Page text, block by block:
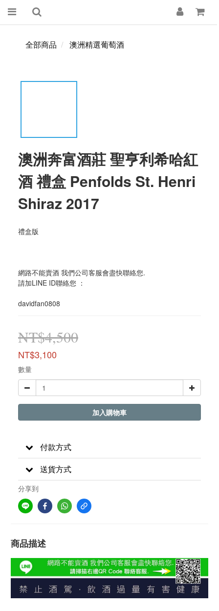
全部商品 澳洲精選葡萄酒
澳洲奔富酒莊 聖亨利希哈紅
酒 禮盒 Penfolds St. Henri
Shiraz 2017
禮盒版
網路不能賣酒 我們公司客服會盡快聯絡您.
請加LINE ID聯絡您 ：
davidfan0808
NT$4,500
NT$3,100
數量
加入購物車
付款方式
送貨方式
分享到
商品描述